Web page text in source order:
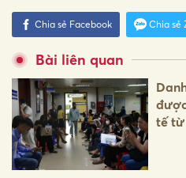
Chia sẻ Facebook Chia sẻ
Bài liên quan
tế từ